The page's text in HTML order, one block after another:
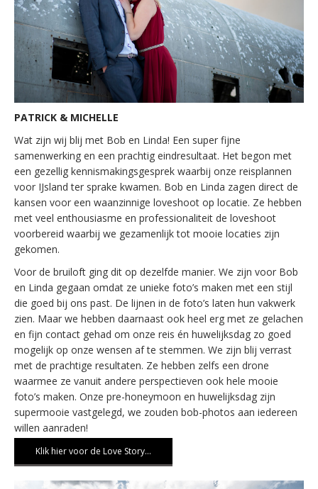
PATRICK & MICHELLE
Wat zijn wij blij met Bob en Linda! Een super fijne
samenwerking en een prachtig eindresultaat. Het begon met
een gezellig kennismakingsgesprek waarbij onze reisplannen
voor IJsland ter sprake kwamen. Bob en Linda zagen direct de
kansen voor een waanzinnige loveshoot op locatie. Ze hebben
met veel enthousiasme en professionaliteit de loveshoot
voorbereid waarbij we gezamenlijk tot mooie locaties zijn
gekomen.
Voor de bruiloft ging dit op dezelfde manier. We zijn voor Bob
en Linda gegaan omdat ze unieke foto’s maken met een stijl
die goed bij ons past. De lijnen in de foto’s laten hun vakwerk
zien. Maar we hebben daarnaast ook heel erg met ze gelachen
en fijn contact gehad om onze reis én huwelijksdag zo goed
mogelijk op onze wensen af te stemmen. We zijn blij verrast
met de prachtige resultaten. Ze hebben zelfs een drone
waarmee ze vanuit andere perspectieven ook hele mooie
foto’s maken. Onze pre-honeymoon en huwelijksdag zijn
supermooie vastgelegd, we zouden bob-photos aan iedereen
willen aanraden!
Klik hier voor de Love Story…